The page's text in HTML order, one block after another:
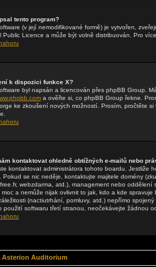
tento program?
(v její nemodifikované formě) je vytvořen,
Public Licence a může být volně distribuován. Pro
k dispozici funkce X?
byl napsán a licencován přes phpBB Group.
a ověřte si, co phpBB Group řekne.
ke zkoušení nových možností. Prosím, pročtěte
kontaktovat ohledně obtížných e-mailů nebo
kontaktovat administrátora tohoto boardu. Jestliže
Pokud se nic neděje, kontaktujte majitele domény
webzdarma, atd.), management nebo
moc a nemůže nijak ovlivnit to jak, kdo a kde
(nactiutrhání, pomluvy, atd.) nepřímo
použití softwaru třetí stranou, neočekávejte žádnou
Asterion Auditorium